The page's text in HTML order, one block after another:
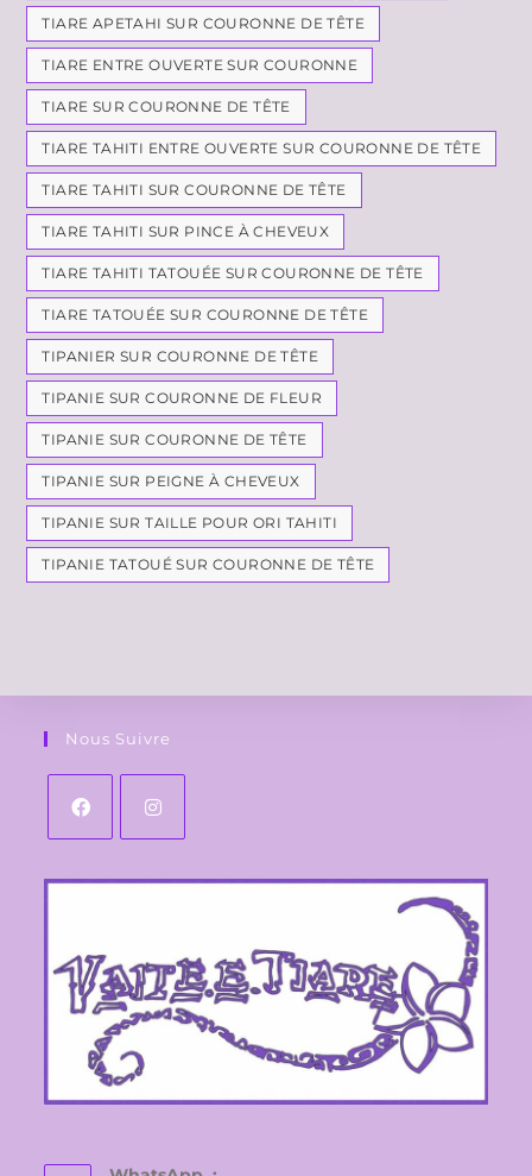
TIARE APETAHI SUR COURONNE DE TÊTE
TIARE ENTRE OUVERTE SUR COURONNE
TIARE SUR COURONNE DE TÊTE
TIARE TAHITI ENTRE OUVERTE SUR COURONNE DE TÊTE
TIARE TAHITI SUR COURONNE DE TÊTE
TIARE TAHITI SUR PINCE À CHEVEUX
TIARE TAHITI TATOUÉE SUR COURONNE DE TÊTE
TIARE TATOUÉE SUR COURONNE DE TÊTE
TIPANIER SUR COURONNE DE TÊTE
TIPANIE SUR COURONNE DE FLEUR
TIPANIE SUR COURONNE DE TÊTE
TIPANIE SUR PEIGNE À CHEVEUX
TIPANIE SUR TAILLE POUR ORI TAHITI
TIPANIE TATOUÉ SUR COURONNE DE TÊTE
Nous Suivre